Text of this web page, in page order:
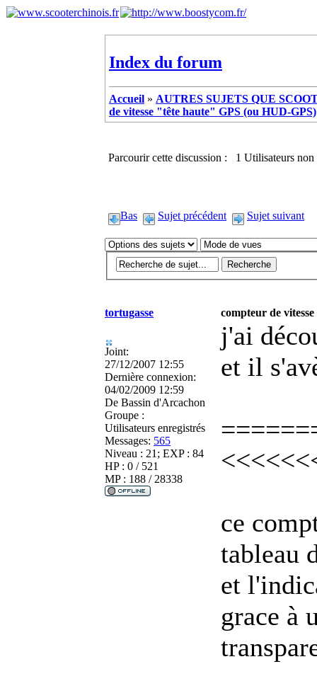
Index du forum
Accueil » AUTRES SUJETS QUE
de vitesse "tête haute" GPS (ou HUD-GPS)
Parcourir cette discussion : 1 Utilisateurs non
Bas Sujet précédent Sujet suivant
tortugasse compteur de
Joint:
27/12/2007 12:55
Dernière connexion:
04/02/2009 12:59
De Bassin d'Arcachon
Groupe :
Utilisateurs enregistrés
Messages: 565
Niveau : 21; EXP : 84
HP : 0 / 521
MP : 188 / 28338
j'ai
et il
ce
tableau
et
grace à